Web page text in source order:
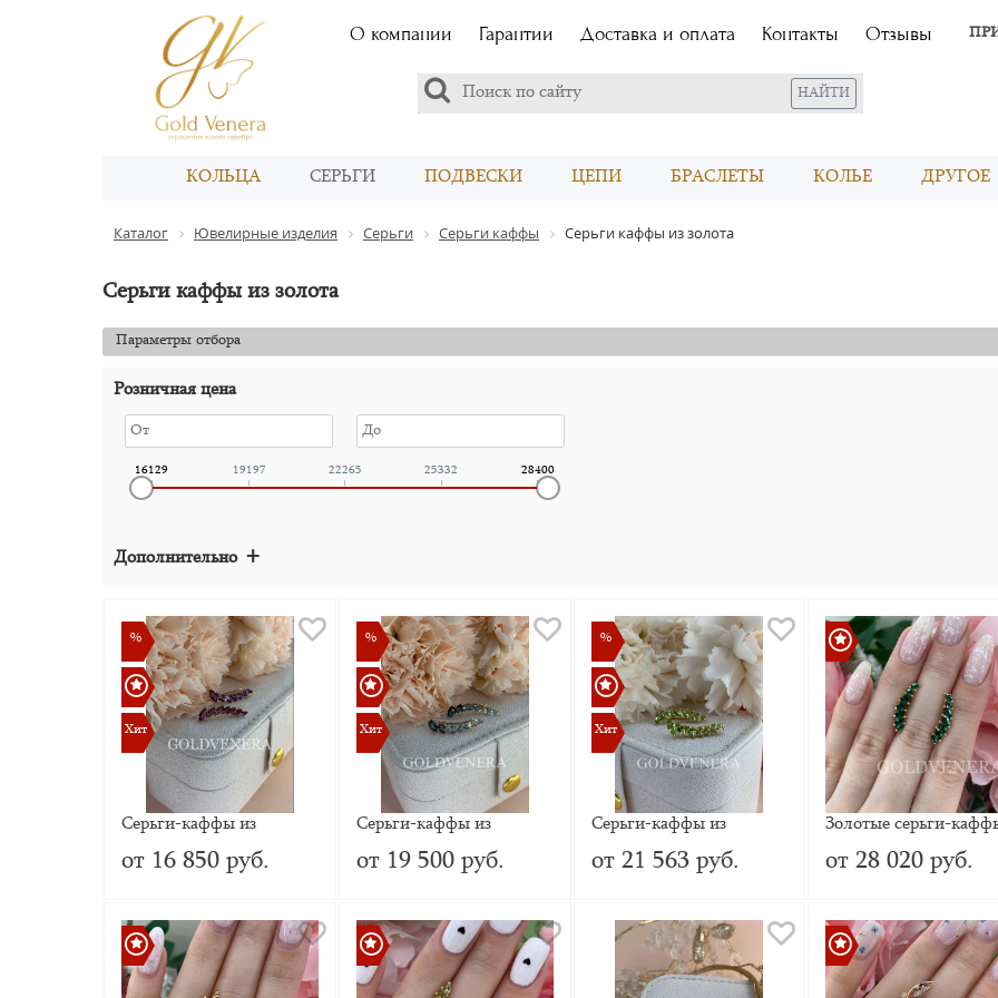
О компании Гарантии Доставка и оплата Контакты Отзывы
КОЛЬЦА СЕРЬГИ ПОДВЕСКИ ЦЕПИ БРАСЛЕТЫ КОЛЬЕ ДРУГОЕ
Каталог Ювелирные изделия Серьги Серьги каффы Серьги каффы из золота
Серьги каффы из золота
Параметры отбора
Розничная цена
16129 19197 22265 25332 28400
Дополнительно +
%
Хит
%
Хит
Серьги-каффы из
красного золота 585
пробы с Аметистом
от 16 850 руб.
%
Хит
%
Хит
Серьги-каффы из
красного золота 585
пробы с Топазом
от 19 500 руб.
%
Хит
%
Хит
Серьги-каффы из
красного золота с
Хризолитами
от 21 563 руб.
Золотые серьги-
от 28 020 руб.